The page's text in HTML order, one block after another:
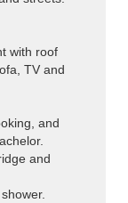
with roof
TV and
and
and